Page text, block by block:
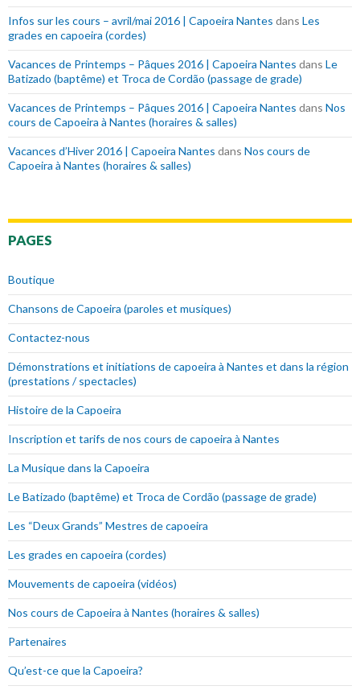
Infos sur les cours – avril/mai 2016 | Capoeira Nantes dans Les
grades en capoeira (cordes)
Vacances de Printemps – Pâques 2016 | Capoeira Nantes dans Le
Batizado (baptême) et Troca de Cordão (passage de grade)
Vacances de Printemps – Pâques 2016 | Capoeira Nantes dans Nos
cours de Capoeira à Nantes (horaires & salles)
Vacances d’Hiver 2016 | Capoeira Nantes dans Nos cours de
Capoeira à Nantes (horaires & salles)
PAGES
Boutique
Chansons de Capoeira (paroles et musiques)
Contactez-nous
Démonstrations et initiations de capoeira à Nantes et dans la région
(prestations / spectacles)
Histoire de la Capoeira
Inscription et tarifs de nos cours de capoeira à Nantes
La Musique dans la Capoeira
Le Batizado (baptême) et Troca de Cordão (passage de grade)
Les “Deux Grands” Mestres de capoeira
Les grades en capoeira (cordes)
Mouvements de capoeira (vidéos)
Nos cours de Capoeira à Nantes (horaires & salles)
Partenaires
Qu’est-ce que la Capoeira?